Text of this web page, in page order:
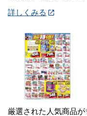
詳しくみる
厳選された人気商品